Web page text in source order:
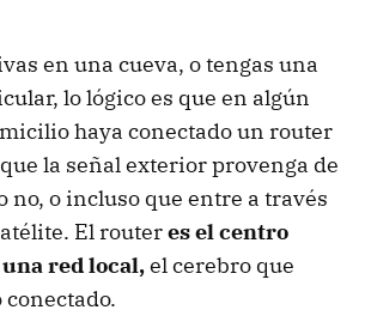
en una cueva, o tengas una
lo lógico es que en algún
haya conectado un router
la señal exterior provenga de
no, o incluso que entre a través
El routeres el centro
red local,el cerebro que